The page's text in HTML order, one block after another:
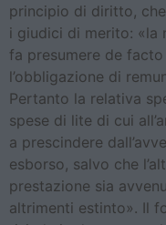
principio di diritto,
i giudici di merito: «la
fa presumere de
l’obbligazione di
Pertanto la relativa
spese di lite di cui
a prescindere
esborso, salvo che
prestazione sia
altrimenti estinto». Il